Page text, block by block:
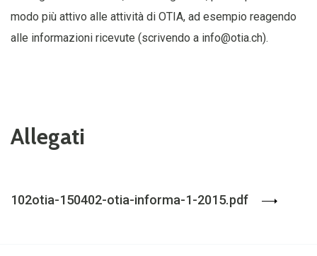
modo più attivo alle attività di OTIA, ad esempio reagendo
alle informazioni ricevute (scrivendo a info@otia.ch).
Allegati
102otia-150402-otia-informa-1-2015.pdf